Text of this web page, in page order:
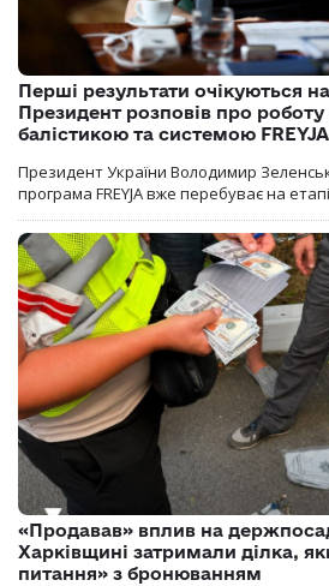
Перші результати очікуються
Президент розповів про
балістикою та системою FREYJA
Президент України Володимир
програма FREYJA вже перебуває на етапі
«Продавав» вплив на
Харківщині затримали ділка,
питання» з бронюванням